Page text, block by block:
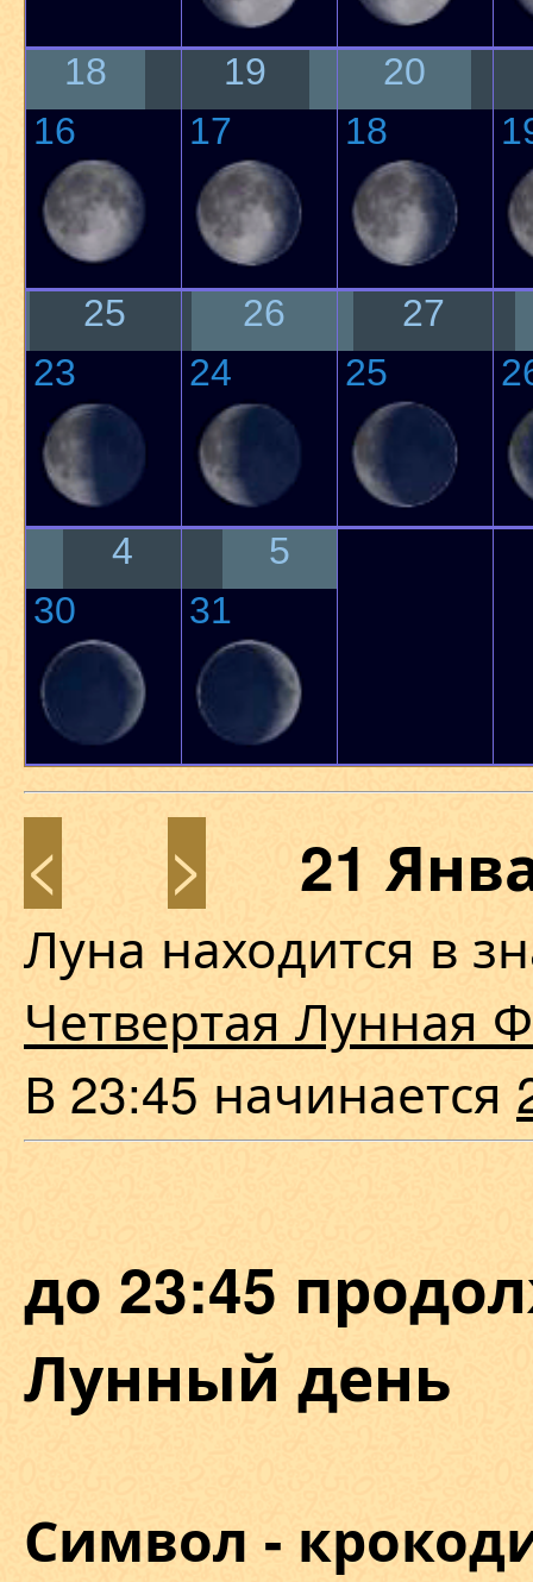
18
16
19
17
20
18
25
23
26
24
27
25
4
30
5
31
< > 21
Луна находится в
Четвертая Лунная
В 23:45 начинается
до 23:45
Лунный день
Символ -